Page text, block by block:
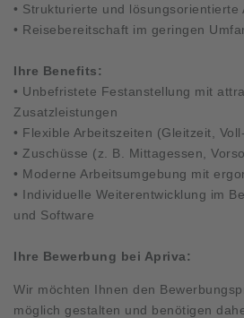
• Strukturierte und lösungsorientierte
• Reisebereitschaft im geringen
Ihre Benefits:
• Unbefristete Festanstellung mit
Zusatzleistungen
• Flexible Arbeitszeiten (Gleitzeit,
• Zuschüsse (z. B. Mittagessen,
• Moderne Arbeitsumgebung mit
• Individuelle Weiterentwicklung im
und Software
Ihre Bewerbung bei Apriva:
Wir möchten Ihnen den
möglich gestalten und benötigen